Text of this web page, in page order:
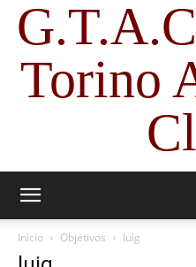
Torino
Inicio Objetivos luig